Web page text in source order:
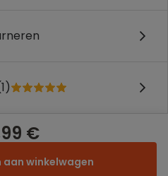
€
aan winkelwagen